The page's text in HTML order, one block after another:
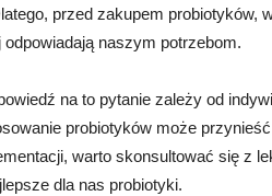
przed zakupem probiotyków,
naszym potrzebom.
na to pytanie zależy od
probiotyków może
warto skonsultować się z
dla nas probiotyki.